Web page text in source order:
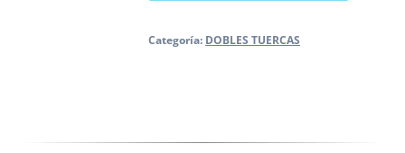
CURVA
Categoría: DOBLES TUERCAS